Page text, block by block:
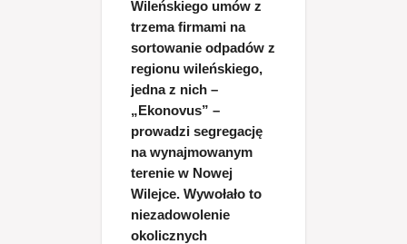
Wileńskiego umów z
trzema firmami na
sortowanie odpadów z
regionu wileńskiego,
jedna z nich –
„Ekonovus” –
prowadzi segregację
na wynajmowanym
terenie w Nowej
Wilejce. Wywołało to
niezadowolenie
okolicznych